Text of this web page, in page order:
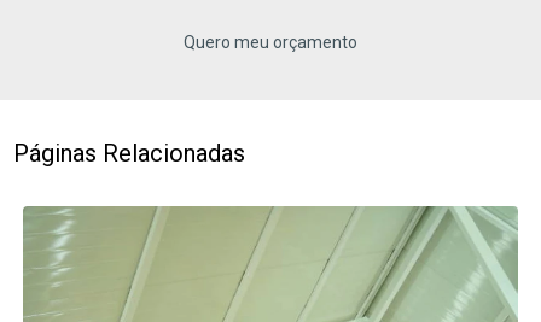
Quero meu orçamento
Páginas Relacionadas